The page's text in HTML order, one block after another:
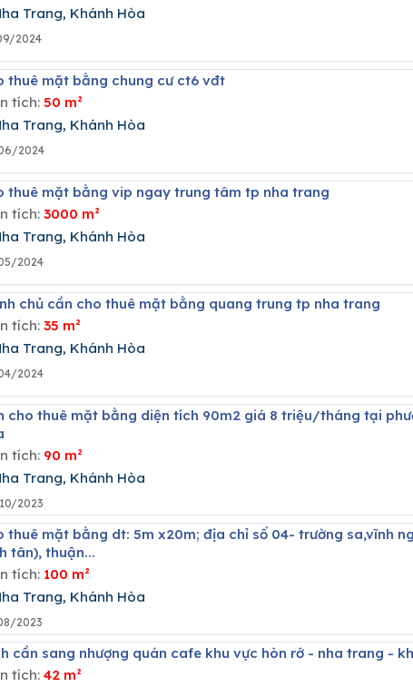
Trang, Khánh Hòa
2024
thuê mặt bằng chung cư ct6 vđt
tích: 50 m²
Trang, Khánh Hòa
2024
thuê mặt bằng vip ngay trung tâm tp nha trang
tích: 3000 m²
Trang, Khánh Hòa
2024
chủ cần cho thuê mặt bằng quang trung tp nha trang
tích: 35 m²
Trang, Khánh Hòa
2024
tích: 90 m²
Trang, Khánh Hòa
2023
tân), thuận...
tích: 100 m²
Trang, Khánh Hòa
2023
cần sang nhượng quán cafe khu vực hòn rớ - nha trang -
tích: 42 m²